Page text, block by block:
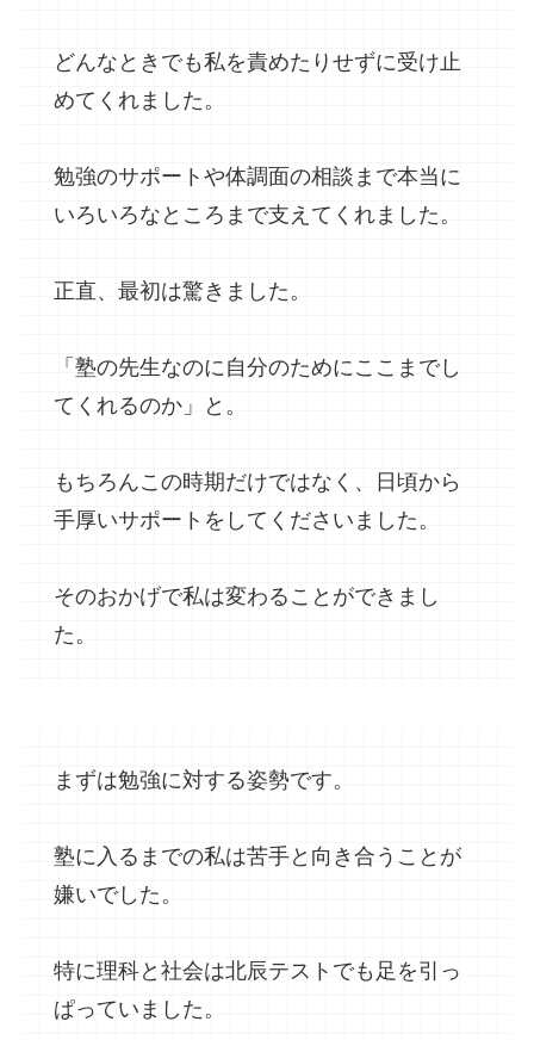
どんなときでも私を責めたりせずに受け止
めてくれました。
勉強のサポートや体調面の相談まで本当に
いろいろなところまで支えてくれました。
正直、最初は驚きました。
「塾の先生なのに自分のためにここまでし
てくれるのか」と。
もちろんこの時期だけではなく、日頃から
手厚いサポートをしてくださいました。
そのおかげで私は変わることができまし
た。
まずは勉強に対する姿勢です。
塾に入るまでの私は苦手と向き合うことが
嫌いでした。
特に理科と社会は北辰テストでも足を引っ
ぱっていました。